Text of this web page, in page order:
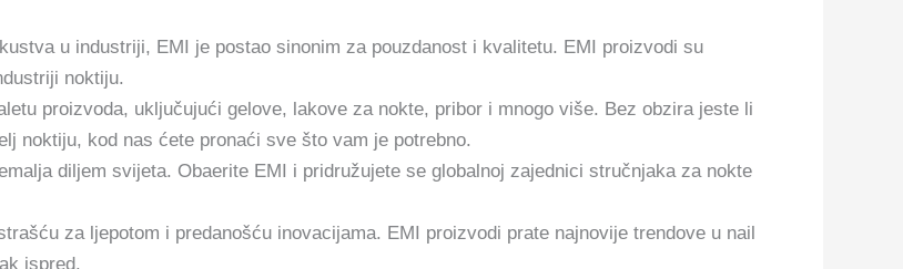
u industriji, EMI je postao sinonim za pouzdanost i kvalitetu. EMI proizvodi su
noktiju.
proizvoda, uključujući gelove, lakove za nokte, pribor i mnogo više. Bez obzira jeste li
noktiju, kod nas ćete pronaći sve što vam je potrebno.
diljem svijeta. Obaerite EMI i pridružujete se globalnoj zajednici stručnjaka za nokte
za ljepotom i predanošću inovacijama. EMI proizvodi prate najnovije trendove u nail
ispred.